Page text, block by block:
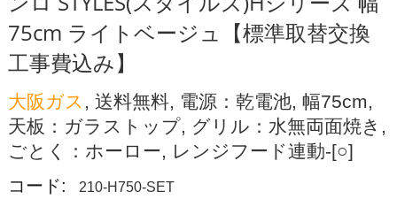
75cm ライトベージュ【標準取替交換
工事費込み】
大阪ガス , 送料無料, 電源：乾電池, 幅75cm,
天板：ガラストップ, グリル：水無両面焼き,
ごとく：ホーロー, レンジフード連動-[○]
コード: 210-H750-SET